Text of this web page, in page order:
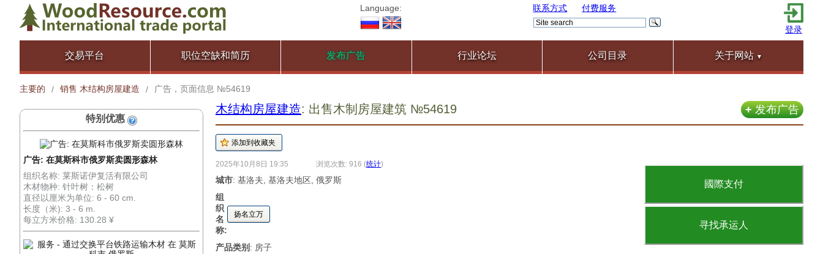
Language: 联系方式 付费服务
登录
交易平台 职位空缺和简历 发布广告 行业论坛 公司目录 关于网站 ▼
主要的 / 销售 木结构房屋建造 / 广告，页面信息 №54619
特别优惠
广告: 在莫斯科市俄罗斯卖圆形森林
组织名称: 莱斯诺伊复活有限公司
木材物种: 针叶树：松树
直径以厘米为单位: 6 - 60 cm.
长度（米): 3 - 6 m.
每立方米价格: 130.28 ¥
+发布广告
木结构房屋建造: 出售木制房屋建筑 №54619
國際支付
寻找承运人
2025年10月8日 19:35 浏览次数: 916 (统计)
城市: 基洛夫, 基洛夫地区, 俄罗斯
组
织
名
称:
扬名立万
产品类别 : 房子